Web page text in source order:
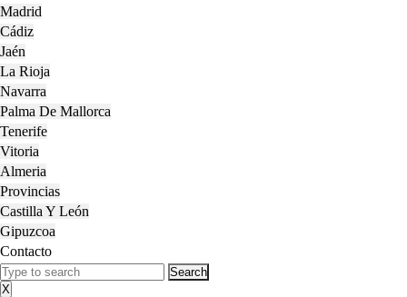
Madrid
Cádiz
Jaén
La Rioja
Navarra
Palma De Mallorca
Tenerife
Vitoria
Almeria
Provincias
Castilla Y León
Gipuzcoa
Contacto
Close
Menu
Search
for:
X